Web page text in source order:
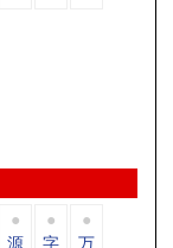
源 字 万